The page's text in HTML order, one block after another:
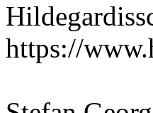
https://